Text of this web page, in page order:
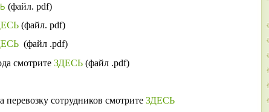
(файл. pdf)
(файл. pdf)
(файл .pdf)
смотрите ЗДЕСЬ (файл .pdf)
сотрудников смотрите ЗДЕСЬ